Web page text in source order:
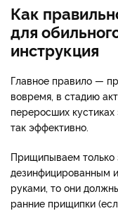
Как
для
инструкция
Главное правило —
вовремя, в стадию
переросших
так эффективно.
Прищипываем только
дезинфицированным
руками, то они
ранние прищипки